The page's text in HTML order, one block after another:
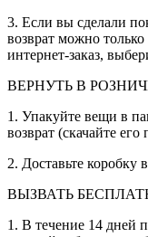
3. Если вы сделали
возврат можно
интернет-заказ,
ВЕРНУТЬ В
1. Упакуйте вещи в
возврат (скачайте его
2. Доставьте
ВЫЗВАТЬ
1. В течение 14 дней